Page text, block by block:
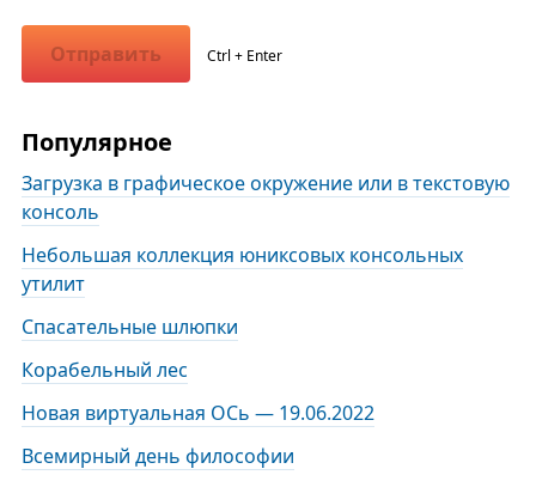
Отправить Ctrl + Enter
Популярное
Загрузка в графическое окружение или в текстовую
консоль
Небольшая коллекция юниксовых консольных
утилит
Спасательные шлюпки
Корабельный лес
Новая виртуальная ОСь — 19.06.2022
Всемирный день философии